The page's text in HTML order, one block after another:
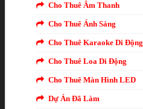
Cho Thuê Âm Thanh
Cho Thuê Ánh Sáng
Cho Thuê Karaoke Di Động
Cho Thuê Loa Di Động
Cho Thuê Màn Hình LED
Dự Án Đã Làm